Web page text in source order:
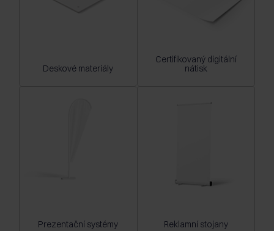
Deskové materiály
Certifikovaný digitální
nátisk
Prezentační systémy Reklamní stojany